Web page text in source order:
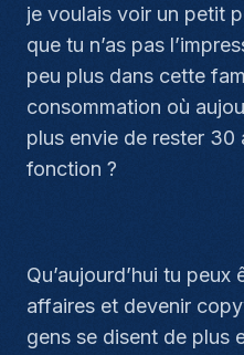
je voulais voir un petit
que tu n’as pas
peu plus dans cette
consommation où
plus envie de rester 30
fonction ?
Qu’aujourd’hui tu
affaires et devenir
gens se disent de plus